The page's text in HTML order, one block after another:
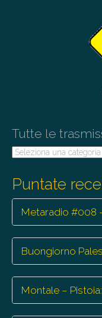
Tutte le
Tutte
Puntate
Metaradio #008
Buongiorno
Montale –